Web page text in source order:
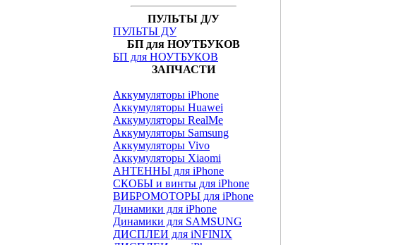
ПУЛЬТЫ Д/У
ПУЛЬТЫ ДУ
БП для НОУТБУКОВ
БП для НОУТБУКОВ
ЗАПЧАСТИ
Аккумуляторы iPhone
Аккумуляторы Huawei
Аккумуляторы RealMe
Аккумуляторы Samsung
Аккумуляторы Vivo
Аккумуляторы Xiaomi
АНТЕННЫ для iPhone
СКОБЫ и винты для iPhone
ВИБРОМОТОРЫ для iPhone
Динамики для iPhone
Динамики для SAMSUNG
ДИСПЛЕИ для iNFINIX